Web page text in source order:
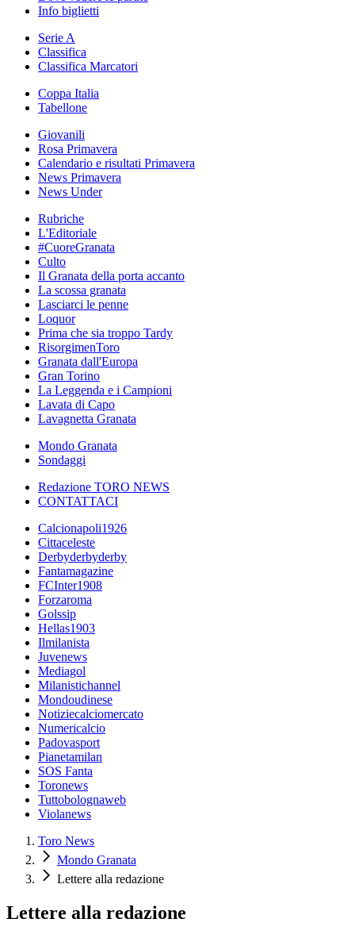
Info biglietti
Serie A
Classifica
Classifica Marcatori
Coppa Italia
Tabellone
Giovanili
Rosa Primavera
Calendario e risultati Primavera
News Primavera
News Under
Rubriche
L'Editoriale
#CuoreGranata
Culto
Il Granata della porta accanto
La scossa granata
Lasciarci le penne
Loquor
Prima che sia troppo Tardy
RisorgimenToro
Granata dall'Europa
Gran Torino
La Leggenda e i Campioni
Lavata di Capo
Lavagnetta Granata
Mondo Granata
Sondaggi
Redazione TORO NEWS
CONTATTACI
Calcionapoli1926
Cittaceleste
Derbyderbyderby
Fantamagazine
FCInter1908
Forzaroma
Golssip
Hellas1903
Ilmilanista
Juvenews
Mediagol
Milanistichannel
Mondoudinese
Notiziecalciomercato
Numericalcio
Padovasport
Pianetamilan
SOS Fanta
Toronews
Tuttobolognaweb
Violanews
Toro News
Mondo Granata
Lettere alla redazione
Lettere alla redazione